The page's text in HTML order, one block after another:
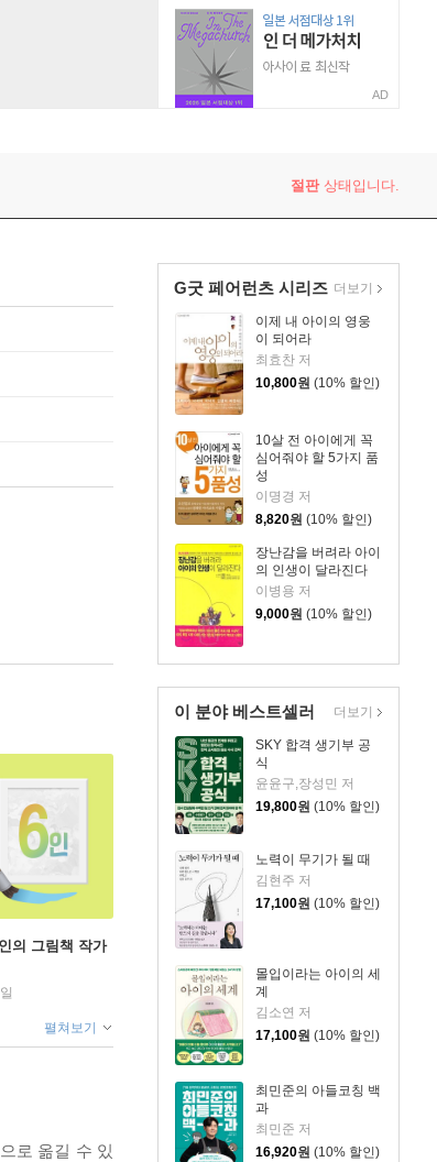
AD
절판상태입니다.
G굿 페어런츠 시리즈
이제 내 아이의 영웅
이 되어라
최효찬 저
10,800원 (10% 할인)
10살 전 아이에게 꼭
심어줘야 할 5가지 품
성
이명경 저
8,820원 (10% 할인)
장난감을 버려라 아이
의 인생이 달라진다
이병용 저
9,000원 (10% 할인)
더보기
이 분야 베스트셀러
SKY 합격 생기부 공
식
윤윤구,장성민 저
19,800원 (10% 할인)
노력이 무기가 될 때
김현주 저
17,100원 (10% 할인)
몰입이라는 아이의 세
계
김소연 저
17,100원 (10% 할인)
최민준의 아들코칭 백
과
최민준 저
16,920원 (10% 할인)
더보기
의 그림책 작가
펼쳐보기
로 옮길 수 있